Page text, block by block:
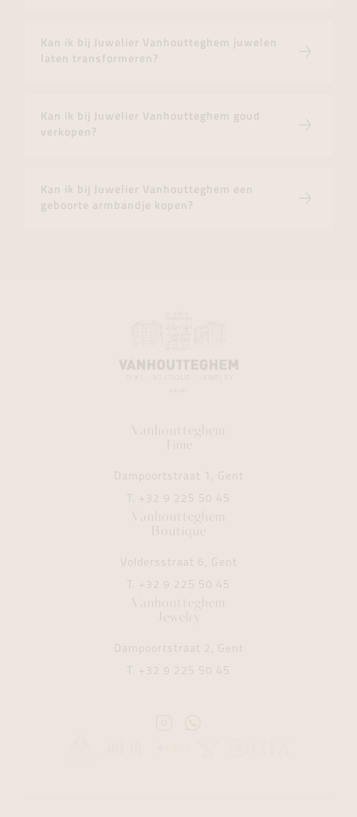
Kan ik bij Juwelier Vanhoutteghem juwelen
laten transformeren?
Kan ik bij Juwelier Vanhoutteghem goud
verkopen?
Kan ik bij Juwelier Vanhoutteghem een
geboorte armbandje kopen?
Vanhoutteghem
Time
Dampoortstraat 1, Gent
T. +32 9 225 50 45
Vanhoutteghem
Boutique
Voldersstraat 6, Gent
T. +32 9 225 50 45
Vanhoutteghem
Jewelry
Dampoortstraat 2, Gent
T. +32 9 225 50 45